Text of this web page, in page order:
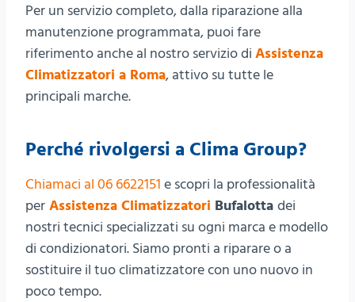
Per un servizio completo, dalla riparazione alla
manutenzione programmata, puoi fare
riferimento anche al nostro servizio di Assistenza
Climatizzatori a Roma, attivo su tutte le
principali marche.
Perché rivolgersi a Clima Group?
Chiamaci al 06 6622151 e scopri la professionalità
per Assistenza Climatizzatori Bufalotta dei
nostri tecnici specializzati su ogni marca e modello
di condizionatori. Siamo pronti a riparare o a
sostituire il tuo climatizzatore con uno nuovo in
poco tempo.